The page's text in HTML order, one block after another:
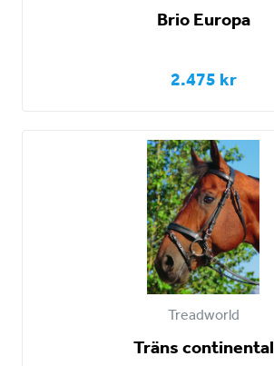
Brio Europa
2.475 kr
Treadworld
Träns continental